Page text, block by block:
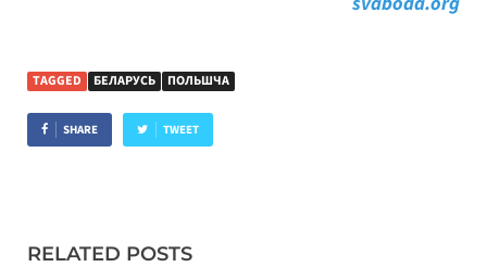
TAGGED БЕЛАРУСЬ ПОЛЬШЧА
SHARE TWEET
RELATED POSTS